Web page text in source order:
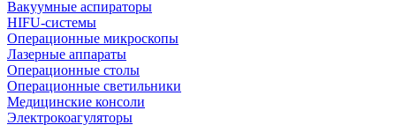
Вакуумные аспираторы
HIFU-системы
Операционные микроскопы
Лазерные аппараты
Операционные столы
Операционные светильники
Медицинские консоли
Электрокоагуляторы